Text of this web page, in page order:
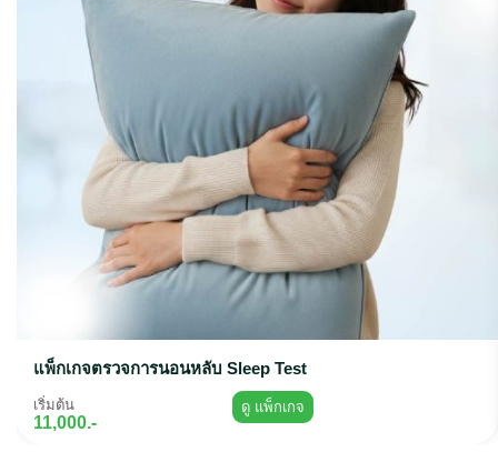
แพ็กเกจตรวจการนอนหลับ Sleep Test
เริ่มต้น
11,000.-
ดู แพ็กเกจ